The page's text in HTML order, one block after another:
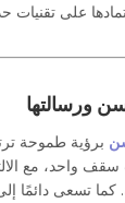
على تقنيات
ورسالتها
برؤية طموحة
واحد، مع
كما تسعى دائمًا